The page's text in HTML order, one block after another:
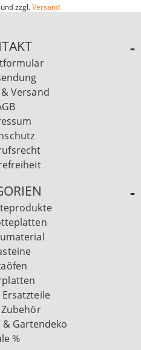
zzgl.Versand
Versand
Gartendeko
%